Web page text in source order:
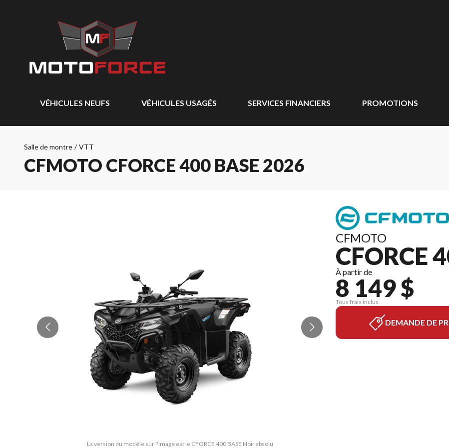
VÉHICULES NEUFS VÉHICULES USAGÉS SERVICES FINANCIERS PROMOTIONS
Salle de montre / VTT
CFMOTO CFORCE 400 BASE 2026
La version du modèle sur l'image est le CFORCE 400 BASE Noir absolu
CFMOTO
CFORCE
À partir de
8 149 $
Tous frais inclus
DEMANDE DE